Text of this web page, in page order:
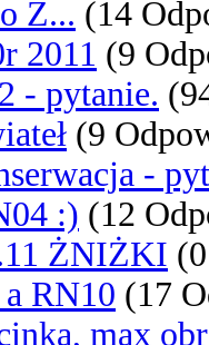
Z... (14
2011 (9
- pytanie.
(9
-
:) (12
ŻNIŻKI
RN10 (17
max